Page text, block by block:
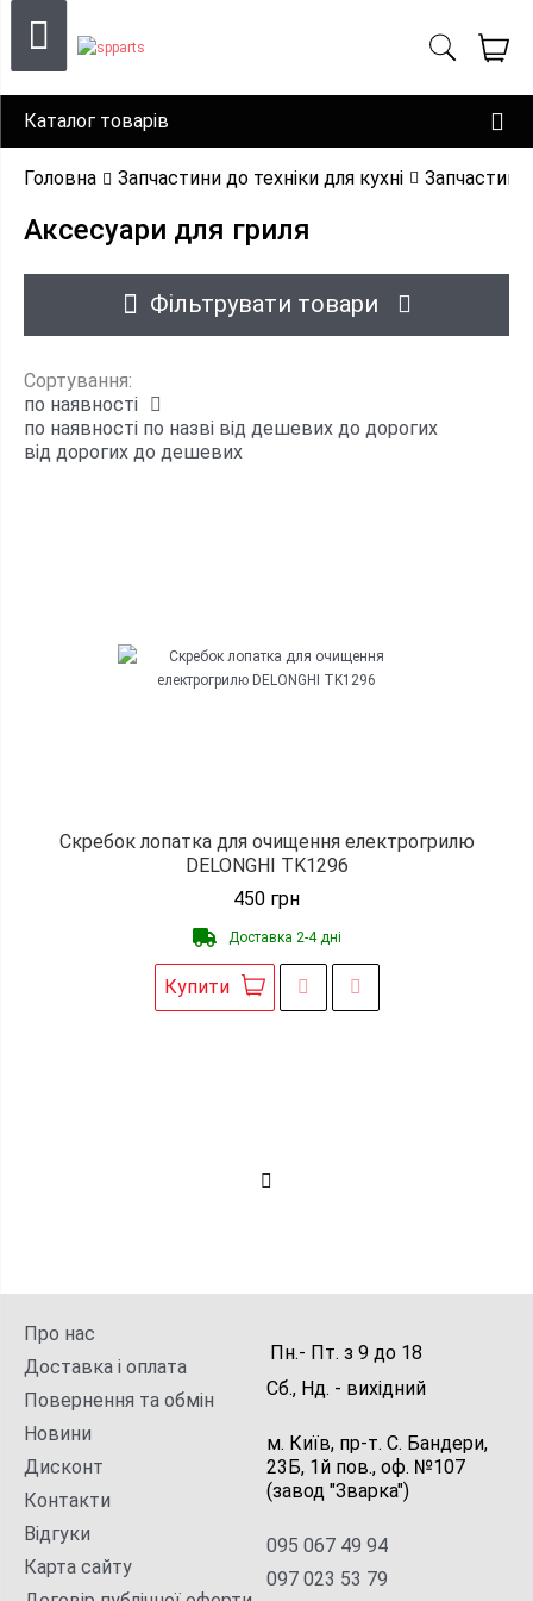
Каталог товарів
Головна Запчастини до техніки для кухні Запчастини
Аксесуари для гриля
Фільтрувати товари
Сортування:
по наявності
по наявності по назві від дешевих до дорогих
від дорогих до дешевих
Скребок лопатка для очищення електрогрилю
DELONGHI TK1296
450 грн
Доставка 2-4 дні
Купити
Про нас
Доставка і оплата
Повернення та обмін
Новини
Дисконт
Контакти
Відгуки
Карта сайту
Пн.- Пт. з 9 до 18
Сб., Нд. - вихідний
м. Київ, пр-т. С. Бандери,
23Б, 1й пов., оф. №107
(завод "Зварка")
095 067 49 94
097 023 53 79